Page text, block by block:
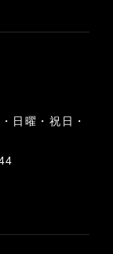
日曜・祝日・